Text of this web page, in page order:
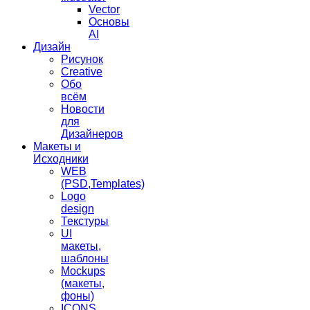
Vector
Основы
AI
Дизайн
Рисунок
Creative
Обо
всём
Новости
для
Дизайнеров
Макеты и
Исходники
WEB
(PSD,Templates)
Logo
design
Текстуры
UI
макеты,
шаблоны
Mockups
(макеты,
фоны)